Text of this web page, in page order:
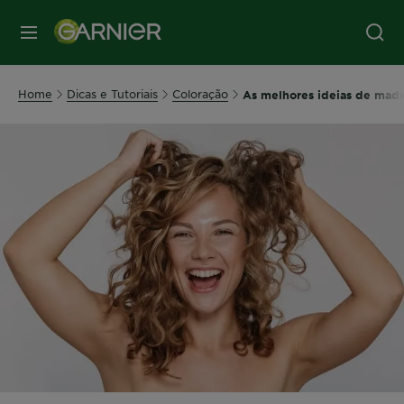
MENU
Home Dicas e Tutoriais Coloração As melhores ideias de